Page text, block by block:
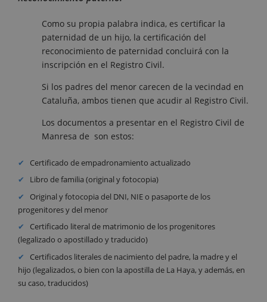
Como su propia palabra indica, es certificar la
paternidad de un hijo, la certificación del
reconocimiento de paternidad concluirá con la
inscripción en el Registro Civil.
Si los padres del menor carecen de la vecindad en
Cataluña, ambos tienen que acudir al Registro Civil.
Los documentos a presentar en el Registro Civil de
Manresa de son estos:
Certificado de empadronamiento actualizado
Libro de familia (original y fotocopia)
Original y fotocopia del DNI, NIE o pasaporte de los
progenitores y del menor
Certificado literal de matrimonio de los progenitores
(legalizado o apostillado y traducido)
Certificados literales de nacimiento del padre, la madre y el
hijo (legalizados, o bien con la apostilla de La Haya, y además, en
su caso, traducidos)